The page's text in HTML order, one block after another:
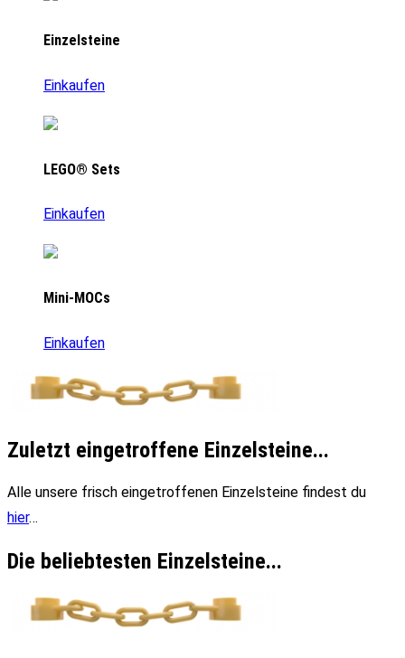
Einzelsteine
Einkaufen
LEGO® Sets
Einkaufen
Mini-MOCs
Einkaufen
Zuletzt eingetroffene Einzelsteine...
Alle unsere frisch eingetroffenen Einzelsteine findest du
hier…
Die beliebtesten Einzelsteine...